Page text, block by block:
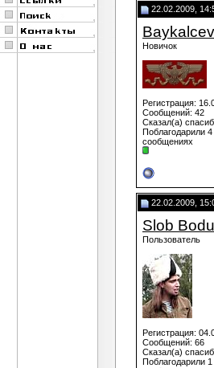
22.02.2009,
Baykalcev
Новичок
Регистрация:
Сообщений: 42
Сказал(а)
Поблагодарили
сообщениях
22.02.2009,
Slob
Пользователь
Регистрация:
Сообщений: 66
Сказал(а)
Поблагодарили 1